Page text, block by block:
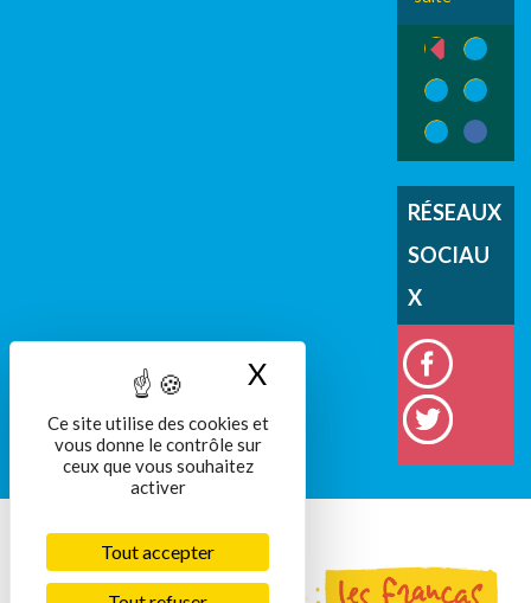
PAGES
‹ précédent
RÉSEAUX
SOCIAU
X
Ce site utilise des cookies et
vous donne le contrôle sur
ceux que vous souhaitez
activer
Tout accepter
X Masquer le